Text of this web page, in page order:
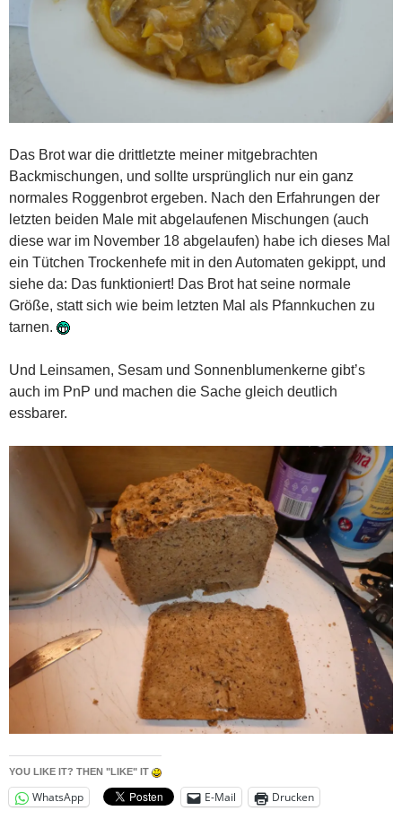
Das Brot war die drittletzte meiner mitgebrachten
Backmischungen, und sollte ursprünglich nur ein ganz
normales Roggenbrot ergeben. Nach den Erfahrungen der
letzten beiden Male mit abgelaufenen Mischungen (auch
diese war im November 18 abgelaufen) habe ich dieses Mal
ein Tütchen Trockenhefe mit in den Automaten gekippt, und
siehe da: Das funktioniert! Das Brot hat seine normale
Größe, statt sich wie beim letzten Mal als Pfannkuchen zu
tarnen.
Und Leinsamen, Sesam und Sonnenblumenkerne gibt’s
auch im PnP und machen die Sache gleich deutlich
essbarer.
YOU LIKE IT? THEN "LIKE" IT
WhatsApp E-Mail Drucken